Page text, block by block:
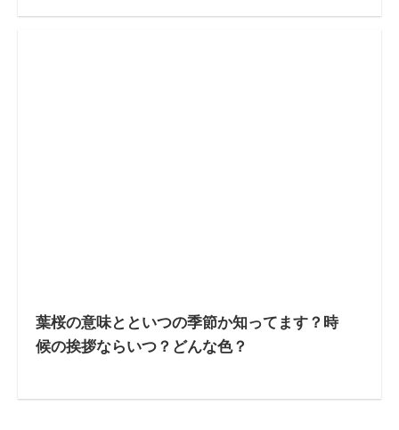
葉桜の意味とといつの季節か知ってます？時
候の挨拶ならいつ？どんな色？